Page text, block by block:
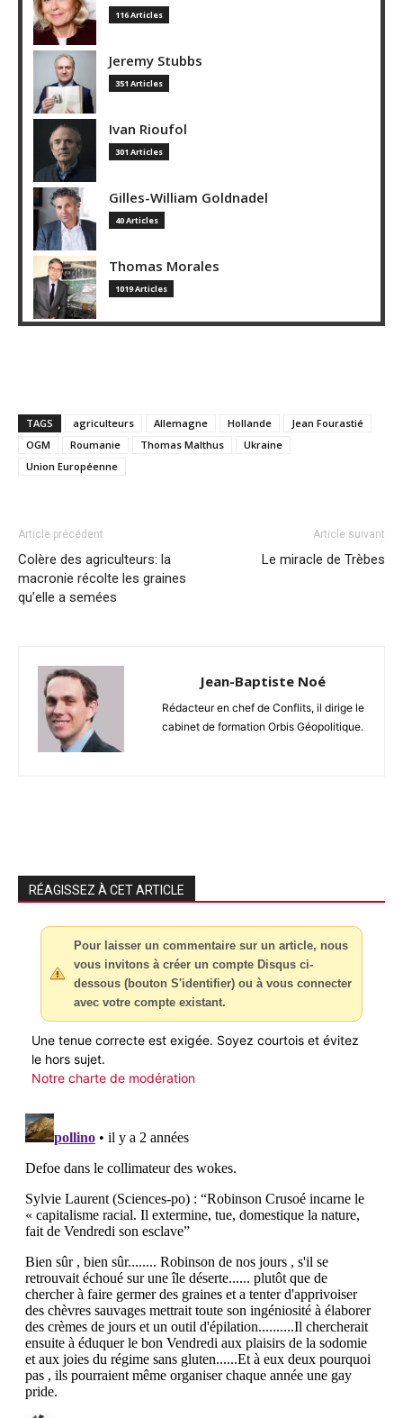
116 Articles
Jeremy Stubbs
351 Articles
Ivan Rioufol
301 Articles
Gilles-William Goldnadel
40 Articles
Thomas Morales
1019 Articles
TAGS agriculteurs Allemagne Hollande
Jean Fourastié
OGM
Roumanie Thomas Malthus
Ukraine
Union Européenne
Article précédent
Colère des agriculteurs: la
macronie récolte les graines
qu’elle a semées
Article suivant
Le miracle de Trèbes
Jean-Baptiste Noé
Rédacteur en chef de Conflits, il dirige le
cabinet de formation Orbis Géopolitique.
RÉAGISSEZ À CET ARTICLE
Pour laisser un commentaire sur un article, nous
vous invitons à créer un compte Disqus ci-
dessous (bouton S'identifier) ou à vous connecter
avec votre compte existant.
Une tenue correcte est exigée. Soyez courtois et évitez
le hors sujet.
Notre charte de modération